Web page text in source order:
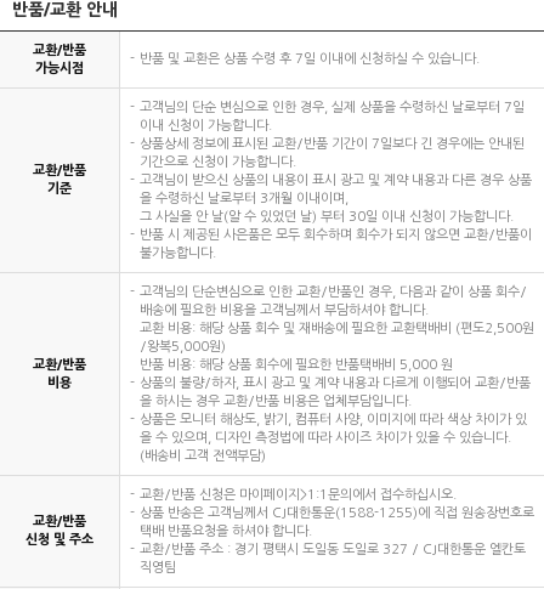
반품/교환 안내
교환/반품
가능시점
반품 및 교환은 상품 수령 후 7일 이내에 신청하실 수 있습니다.
교환/반품
기준
고객님의 단순 변심으로 인한 경우, 실제 상품을 수령하신 날로부터 7일
이내 신청이 가능합니다.
상품상세 정보에 표시된 교환/반품 기간이 7일보다 긴 경우에는 안내된
기간으로 신청이 가능합니다.
고객님이 받으신 상품의 내용이 표시 광고 및 계약 내용과 다른 경우 상품
을 수령하신 날로부터 3개월 이내이며,
그 사실을 안 날(알 수 있었던 날) 부터 30일 이내 신청이 가능합니다.
반품 시 제공된 사은품은 모두 회수하며 회수가 되지 않으면 교환/반품이
불가능합니다.
교환/반품
비용
고객님의 단순변심으로 인한 교환/반품인 경우, 다음과 같이 상품 회수/
배송에 필요한 비용을 고객님께서 부담하셔야 합니다.
교환 비용: 해당 상품 회수 및 재배송에 필요한 교환택배비 (편도2,500원
/왕복5,000원)
반품 비용: 해당 상품 회수에 필요한 반품택배비 5,000 원
상품의 불량/하자, 표시 광고 및 계약 내용과 다르게 이행되어 교환/반품
을 하시는 경우 교환/반품 비용은 업체부담입니다.
상품은 모니터 해상도, 밝기, 컴퓨터 사양, 이미지에 따라 색상 차이가 있
을 수 있으며, 디자인 측정법에 따라 사이즈 차이가 있을 수 있습니다.
(배송비 고객 전액부담)
교환/반품
신청 및 주소
교환/반품 신청은 마이페이지>1:1문의에서 접수하십시오.
상품 반송은 고객님께서 CJ대한통운(1588-1255)에 직접 원송장번호로
택배 반품요청을 하셔야 합니다.
교환/반품 주소 : 경기 평택시 도일동 도일로 327 / CJ대한통운 엘칸토
직영팀